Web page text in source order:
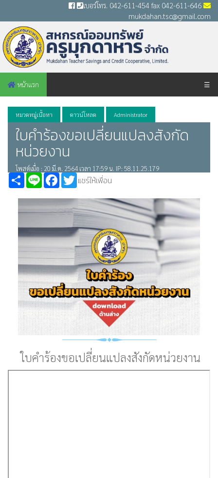
เบอร์โทร. 042-611-454 fax 042-611-646
mukdahan.tsc@gmail.com
หน้าแรก ☰
หมวดหมู่เนื้อหา ดาวน์โหลด Administrator
ใบคำร้องขอเปลี่ยนแปลงสังกัด
หน่วยงาน
โพสต์เมื่อ : 20 มี.ค. 2564 เวลา 17:59 น. IP: 58.11.25.179
แชร์ให้เพื่อน
ShareLine Facebook
Twitter
ใบคำร้องขอเปลี่ยนแปลงสังกัดหน่วยงาน